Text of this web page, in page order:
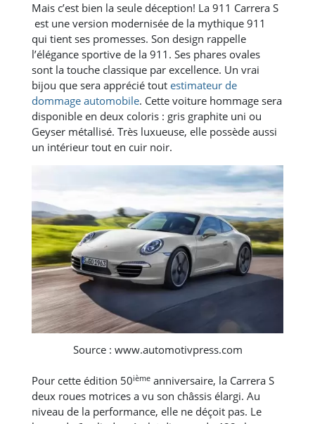
Mais c’est bien la seule déception! La 911 Carrera S
est une version modernisée de la mythique 911
qui tient ses promesses. Son design rappelle
l’élégance sportive de la 911. Ses phares ovales
sont la touche classique par excellence. Un vrai
bijou que sera apprécié tout estimateur de
dommage automobile. Cette voiture hommage sera
disponible en deux coloris : gris graphite uni ou
Geyser métallisé. Très luxueuse, elle possède aussi
un intérieur tout en cuir noir.
Source : www.automotivpress.com
Pour cette édition 50ième anniversaire, la Carrera S
deux roues motrices a vu son châssis élargi. Au
niveau de la performance, elle ne déçoit pas. Le